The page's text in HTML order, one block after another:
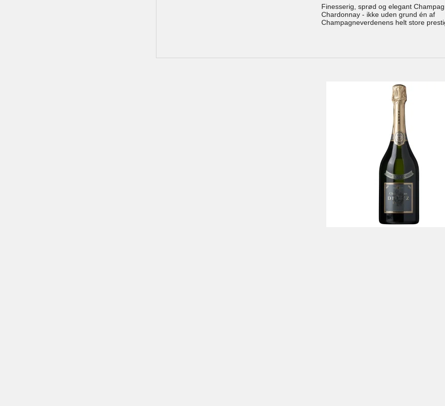
Finesserig, sprød og elegant
Chardonnay - ikke uden grund én af
Champagneverdenens helt store